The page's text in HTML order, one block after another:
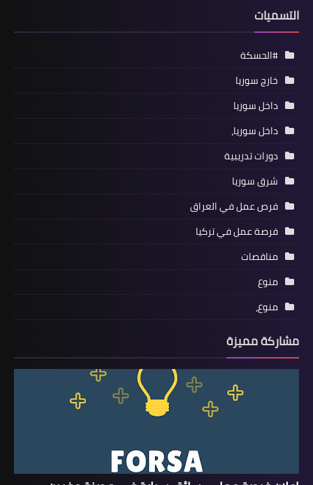
التسميات
#الحسكة
خارج سوريا
داخل سوريا
داخل سوريا،
دورات تدريبية
شرق سوريا
فرص عمل في العراق
فرصة عمل في تركيا
مناقصات
منوع
منوع،
مشاركة مميزة